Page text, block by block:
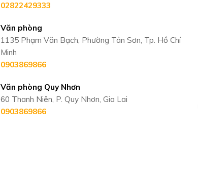
02822429333
Văn phòng
1135 Phạm Văn Bạch, Phường Tân Sơn, Tp. Hồ Chí
Minh
0903869866
Văn phòng Quy Nhơn
60 Thanh Niên, P. Quy Nhơn, Gia Lai
0903869866